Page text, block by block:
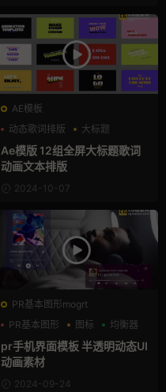
AE模板
动态歌词排版
大标题
排版
Ae模版 12组全屏大标题歌词
动画文本排版
2024-10-07
PR基本图形mogrt
PR基本图形
图标 均衡器
pr手机界面模板 半透明动态UI
动画素材
2024-09-24